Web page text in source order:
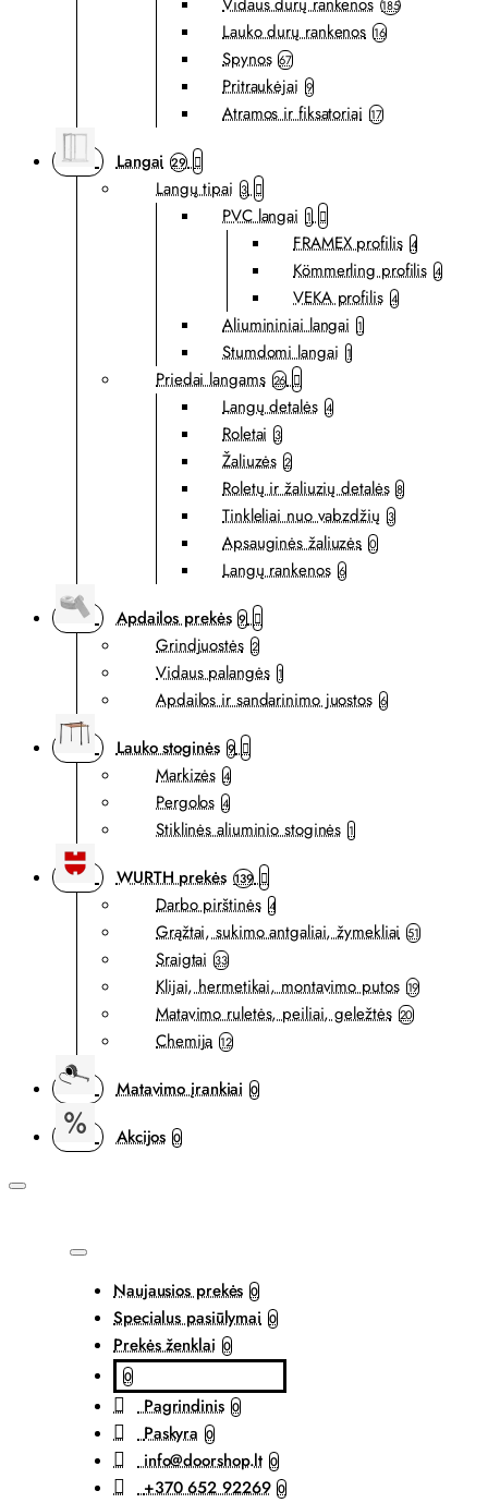
185
Lauko durų rankenos 16
Spynos 67
Pritraukėjai 9
Atramos ir fiksatoriai 17
Langai 29
Langų tipai 3
PVC langai 1
FRAMEX profilis 4
Kömmerling profilis 4
VEKA profilis 4
Aliumininiai langai 1
Stumdomi langai 1
Priedai langams 26
Langų detalės 4
Roletai 3
Žaliuzės 2
Roletų ir žaliuzių detalės 8
Tinkleliai nuo vabzdžių 3
Apsauginės žaliuzės 0
Langų rankenos 6
Apdailos prekės 9
Grindjuostės 2
Vidaus palangės 1
Apdailos ir sandarinimo juostos 6
Lauko stoginės 9
Markizės 4
Pergolos 4
Stiklinės aliuminio stoginės 1
WURTH prekės 139
Darbo pirštinės 4
Grąžtai, sukimo antgaliai, žymekliai 51
Sraigtai 33
Klijai, hermetikai, montavimo putos 19
Matavimo ruletės, peiliai, geležtės 20
Chemija 12
Matavimo įrankiai 0
Akcijos 0
Naujausios prekės 0
Specialus pasiūlymai 0
Prekės ženklai 0
0
Pagrindinis 0
Paskyra 0
info@doorshop.lt 0
+370 652 92269 0